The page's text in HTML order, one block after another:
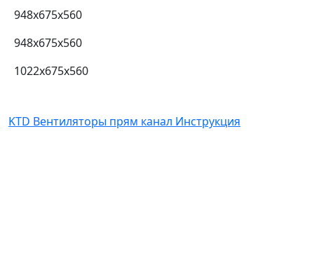
948x675x560
948x675x560
1022x675x560
KTD Вентиляторы прям канал Инструкция